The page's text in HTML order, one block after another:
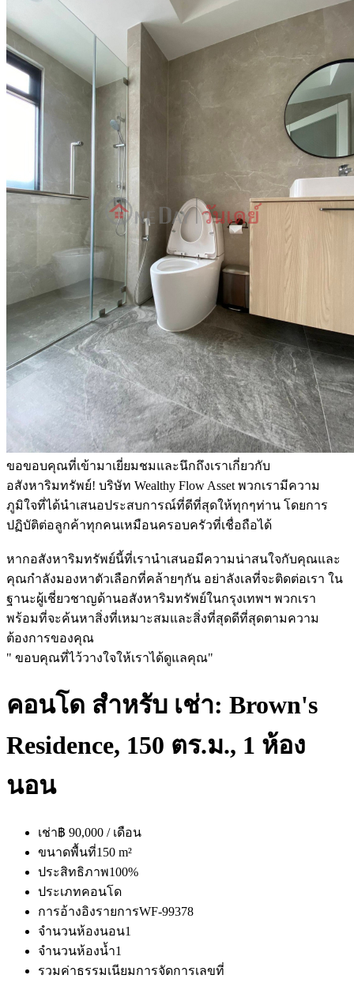
ขอขอบคุณที่เข้ามาเยี่ยมชมและนึกถึงเราเกี่ยวกับ
อสังหาริมทรัพย์! บริษัท Wealthy Flow Asset พวกเรามีความ
ภูมิใจที่ได้นำเสนอประสบการณ์ที่ดีที่สุดให้ทุกๆท่าน โดยการ
ปฏิบัติต่อลูกค้าทุกคนเหมือนครอบครัวที่เชื่อถือได้
หากอสังหาริมทรัพย์นี้ที่เรานำเสนอมีความน่าสนใจกับคุณและ
คุณกำลังมองหาตัวเลือกที่คล้ายๆกัน อย่าลังเลที่จะติดต่อเรา ใน
ฐานะผู้เชี่ยวชาญด้านอสังหาริมทรัพย์ในกรุงเทพฯ พวกเรา
พร้อมที่จะค้นหาสิ่งที่เหมาะสมและสิ่งที่สุดดีที่สุดตามความ
ต้องการของคุณ
" ขอบคุณที่ไว้วางใจให้เราได้ดูแลคุณ"
คอนโด สำหรับ เช่า: Brown's
Residence, 150 ตร.ม., 1 ห้อง
นอน
เช่า฿ 90,000 / เดือน
ขนาดพื้นที่150 m²
ประสิทธิภาพ100%
ประเภทคอนโด
การอ้างอิงรายการWF-99378
จำนวนห้องนอน1
จำนวนห้องน้ำ1
รวมค่าธรรมเนียมการจัดการเลขที่